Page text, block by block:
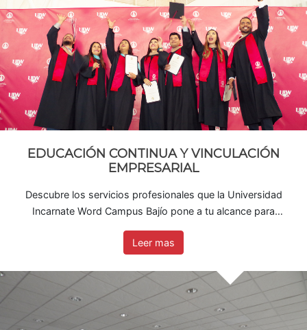
EDUCACIÓN CONTINUA Y VINCULACIÓN
EMPRESARIAL
Descubre los servicios profesionales que la Universidad
Incarnate Word Campus Bajío pone a tu alcance para
Leer mas